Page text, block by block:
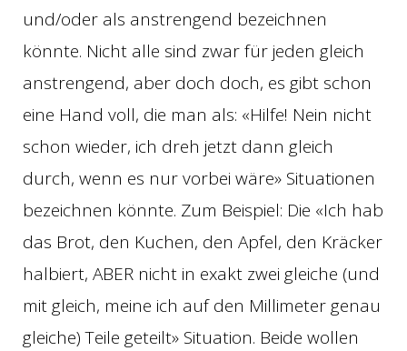
und/oder als anstrengend bezeichnen
könnte. Nicht alle sind zwar für jeden gleich
anstrengend, aber doch doch, es gibt schon
eine Hand voll, die man als: «Hilfe! Nein nicht
schon wieder, ich dreh jetzt dann gleich
durch, wenn es nur vorbei wäre» Situationen
bezeichnen könnte. Zum Beispiel: Die «Ich hab
das Brot, den Kuchen, den Apfel, den Kräcker
halbiert, ABER nicht in exakt zwei gleiche (und
mit gleich, meine ich auf den Millimeter genau
gleiche) Teile geteilt» Situation. Beide wollen